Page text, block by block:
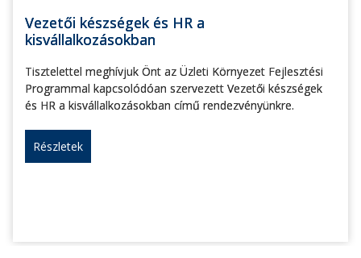
Vezetői készségek és HR a
kisvállalkozásokban
Tisztelettel meghívjuk Önt az Üzleti Környezet Fejlesztési
Programmal kapcsolódóan szervezett Vezetői készségek
és HR a kisvállalkozásokban című rendezvényünkre.
Részletek